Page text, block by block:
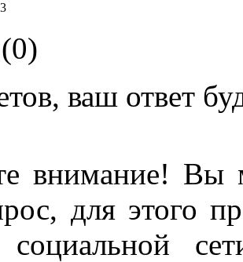
0)
ваш ответ
внимание! Вы
для этого
социальной